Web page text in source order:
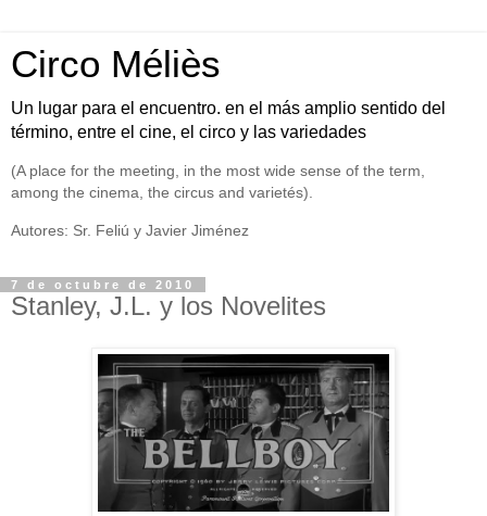
Circo Méliès
Un lugar para el encuentro. en el más amplio sentido del
término, entre el cine, el circo y las variedades
(A place for the meeting, in the most wide sense of the term,
among the cinema, the circus and varietés).
Autores: Sr. Feliú y Javier Jiménez
7 de octubre de 2010
Stanley, J.L. y los Novelites